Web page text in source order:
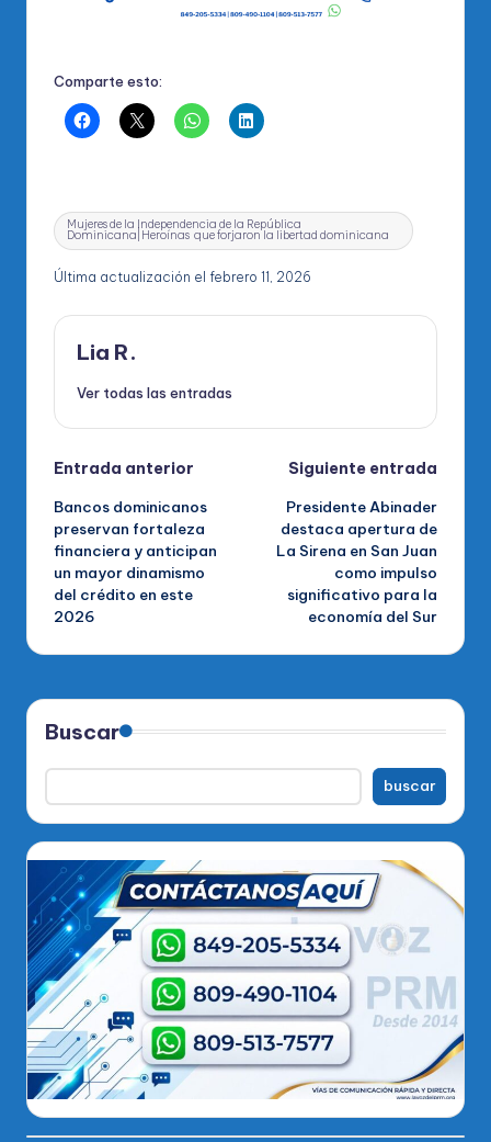
Comparte esto:
Etiquetas:
Mujeres de la Independencia de la República
Dominicana|Heroínas que forjaron la libertad dominicana
Última actualización el febrero 11, 2026
Lia R.
Ver todas las entradas
Navegación
de
entradas
Entrada anterior
Bancos dominicanos
preservan fortaleza
financiera y anticipan
un mayor dinamismo
del crédito en este
2026
Siguiente entrada
Presidente Abinader
destaca apertura de
La Sirena en San Juan
como impulso
significativo para la
economía del Sur
Buscar
buscar